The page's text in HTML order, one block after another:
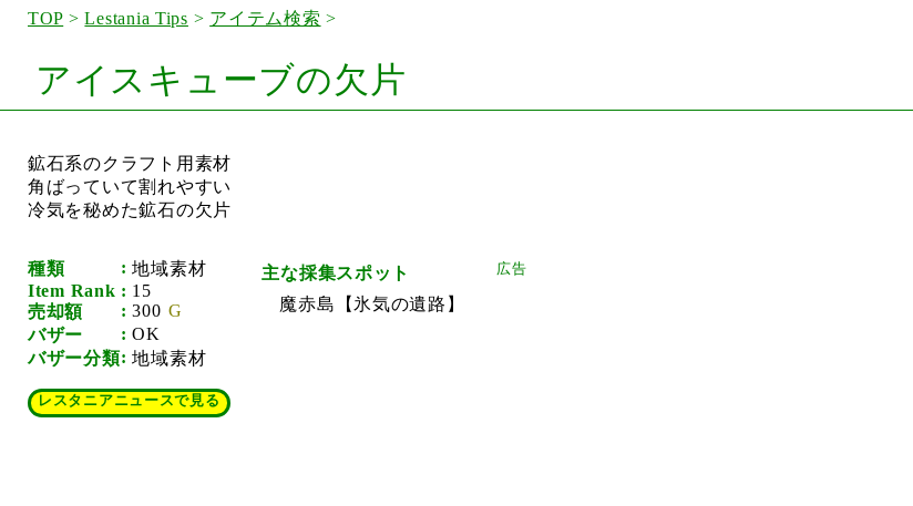
TOP >Lestania Tips > アイテム検索 >
アイスキューブの欠片
鉱石系のクラフト用素材
角ばっていて割れやすい
冷気を秘めた鉱石の欠片
種類
地域素材
Item Rank
15
売却額
300
バザー
OK
バザー分類
地域素材
レスタニアニュースで見る
主な採集スポット
魔赤島【氷気の遺路】